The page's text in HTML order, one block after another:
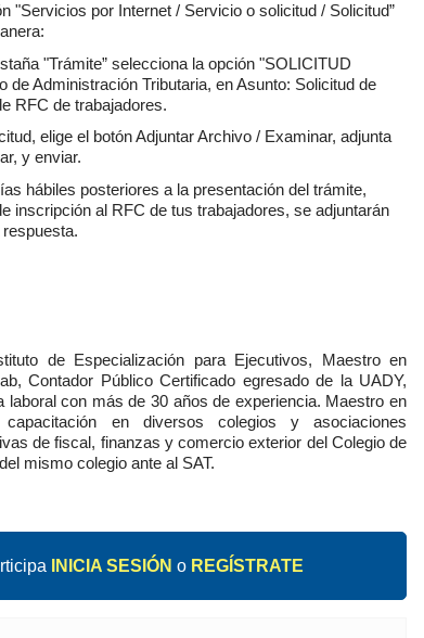
"Servicios por Internet / Servicio o solicitud / Solicitud”
"Trámite” selecciona la opción "SOLICITUD
Administración Tributaria, en Asunto: Solicitud de
RFC de trabajadores.
elige el botón Adjuntar Archivo / Examinar, adjunta
y enviar.
hábiles posteriores a la presentación del trámite,
inscripción al RFC de tus trabajadores, se adjuntarán
de Especialización para Ejecutivos, Maestro en
Contador Público Certificado egresado de la UADY,
con más de 30 años de experiencia. Maestro en
capacitación en diversos colegios y asociaciones
de fiscal, finanzas y comercio exterior del Colegio de
mismo colegio ante al SAT.
INICIA SESIÓN o REGÍSTRATE